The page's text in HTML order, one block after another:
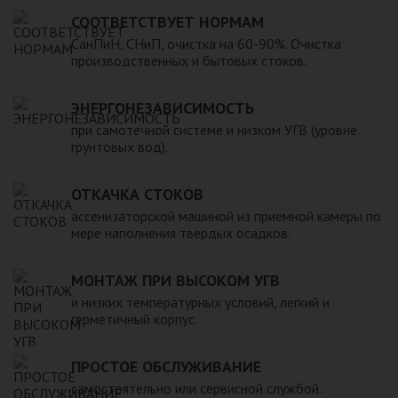
стоков в зависимости от количества пользователей и
возможности залпового слива.
2. Возможность использования при больших перепадах
температуры, в том числе при очень низких в зимний
период. 3. Долговечность – срок эксплуатации исчисляется
устанавливается на подготовленном месте в течение
нескольких часов. 5. Простота обслуживания.В
ассортименте продукции, реализуемой нашей компанией –
пластиковые и стеклопластиковые изделия, изготовленные
в полном соответствии с Государственными стандартами,
санитарно-гигиеническими и другими нормативами.
СООТВЕТСТВУЕТ НОРМАМ
СанПиН, СНиП, очистка на 60-90%. Очистка
производственных и бытовых стоков.
ЭНЕРГОНЕЗАВИСИМОСТЬ
при самотечной системе и низком УГВ (уровне
грунтовых вод).
ОТКАЧКА СТОКОВ
ассенизаторской машиной из приемной камеры по
мере наполнения твердых осадков.
МОНТАЖ ПРИ ВЫСОКОМ УГВ
и низких температурных условий, легкий и
герметичный корпус.
ПРОСТОЕ ОБСЛУЖИВАНИЕ
самостоятельно или сервисной службой.